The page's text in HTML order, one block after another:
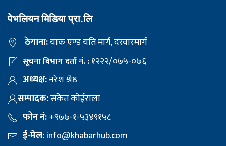
पेभलियन मिडिया प्रा.लि
ठेगाना:याक एण्ड यति मार्ग, दरवारमार्ग
सूचना विभाग दर्ता नं. :१२२२/०७५-०७६
अध्यक्ष:नरेश श्रेष्ठ
सम्पादक:संकेत कोईराला
फोन नं:+९७७-१-५३४९१५८
ई-मेल:info@khabarhub.com